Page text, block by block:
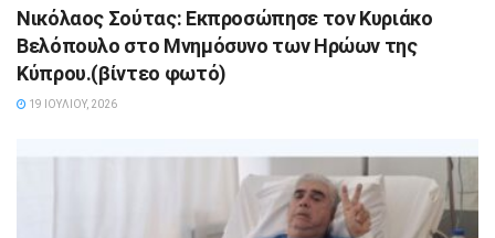
Νικόλαος Σούτας: Εκπροσώπησε τον Κυριάκο
Βελόπουλο στο Μνημόσυνο των Ηρώων της
Κύπρου.(βίντεο φωτό)
19 ΙΟΥΛΊΟΥ, 2026